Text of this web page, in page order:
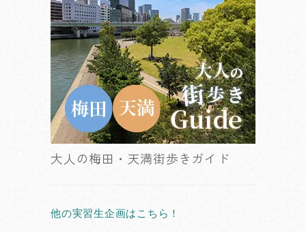
大人の梅田・天満街歩きガイド
他の実習生企画はこちら！